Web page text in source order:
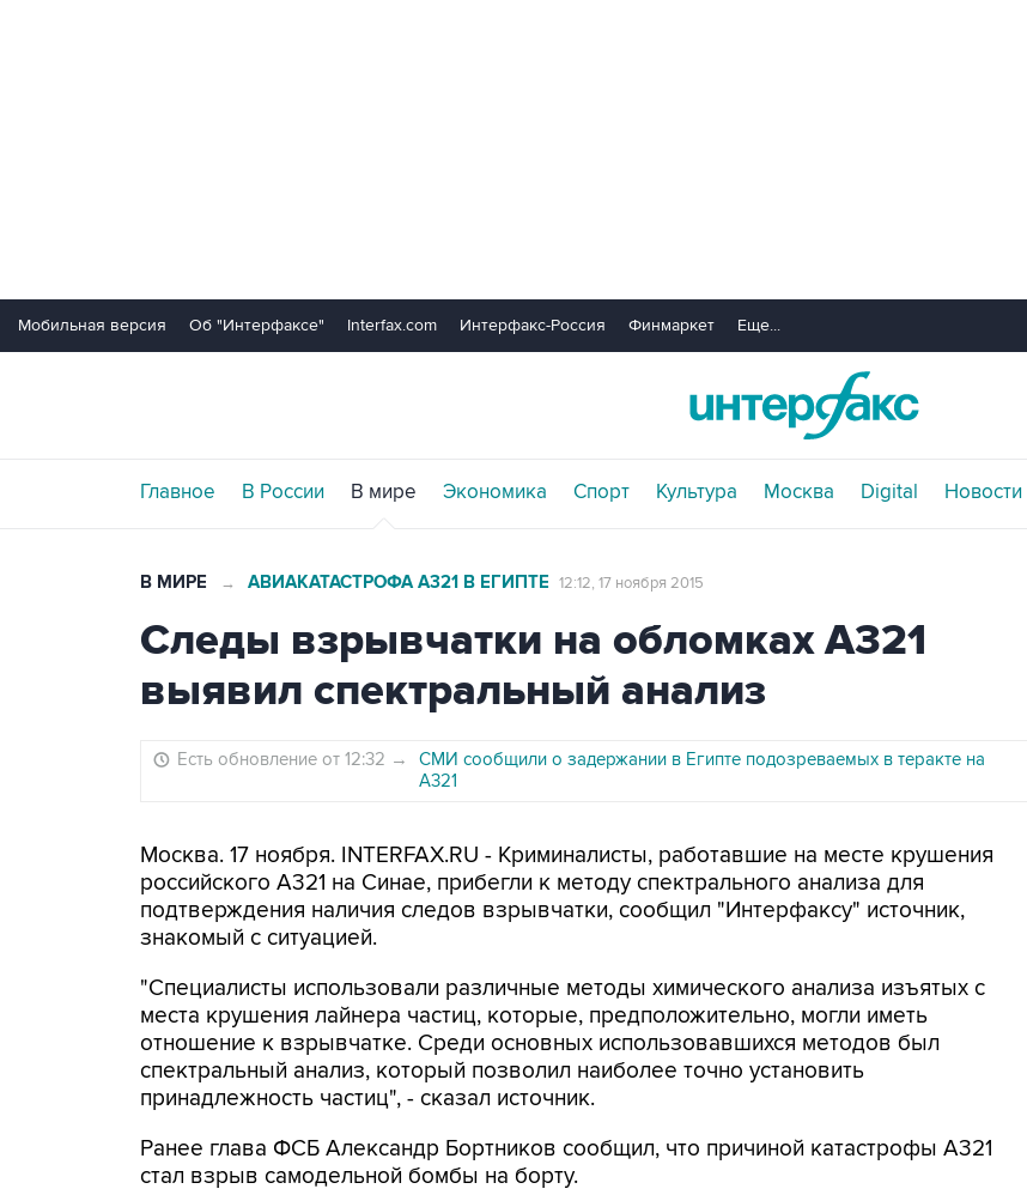
Мобильная версия Об "Интерфаксе" Interfax.com Интерфакс-Россия Финмаркет Еще...
Главное В России В мире Экономика Спорт Культура Москва Digital Новости
В МИРЕ → АВИАКАТАСТРОФА А321 В ЕГИПТЕ 12:12, 17 ноября 2015
Следы взрывчатки на обломках А321
выявил спектральный анализ
Есть обновление от 12:32 →
СМИ сообщили о задержании в Египте подозреваемых в теракте на
А321
Москва. 17 ноября. INTERFAX.RU - Криминалисты, работавшие на месте крушения
российского А321 на Синае, прибегли к методу спектрального анализа для
подтверждения наличия следов взрывчатки, сообщил "Интерфаксу" источник,
знакомый с ситуацией.
"Специалисты использовали различные методы химического анализа изъятых с
места крушения лайнера частиц, которые, предположительно, могли иметь
отношение к взрывчатке. Среди основных использовавшихся методов был
спектральный анализ, который позволил наиболее точно установить
принадлежность частиц", - сказал источник.
Ранее глава ФСБ Александр Бортников сообщил, что причиной катастрофы А321
стал взрыв самодельной бомбы на борту.